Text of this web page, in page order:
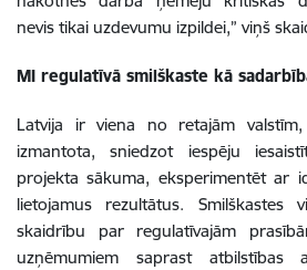
nevis tikai uzdevumu izpildei,” viņš
MI regulatīvā smilškaste kā
Latvija ir viena no retajām
izmantota, sniedzot iespēju
projekta sākuma, eksperimentēt ar
lietojamus rezultātus. Smilškastes
skaidrību par regulatīvajām
uzņēmumiem saprast atbilstības